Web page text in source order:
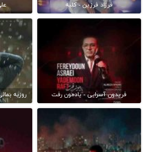
فرزاد فرزین - کلبه
فریدون آسرایی - یادمون رفت روزبه